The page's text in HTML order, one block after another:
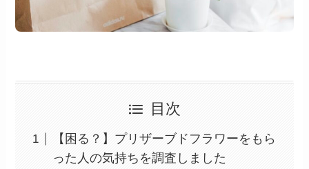
目次
【困る？】プリザーブドフラワーをもら
った人の気持ちを調査しました